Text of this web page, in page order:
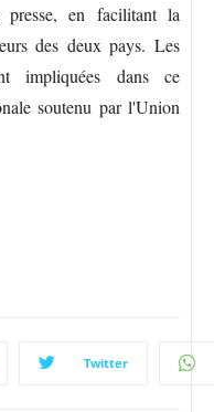
en facilitant la
des deux pays. Les
impliquées dans ce
soutenu par l'Union
Twitter